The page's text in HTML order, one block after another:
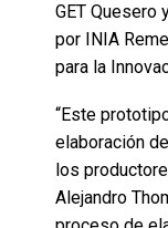
GET Quesero
por INIA
para la
“Este
elaboración
los
Alejandro